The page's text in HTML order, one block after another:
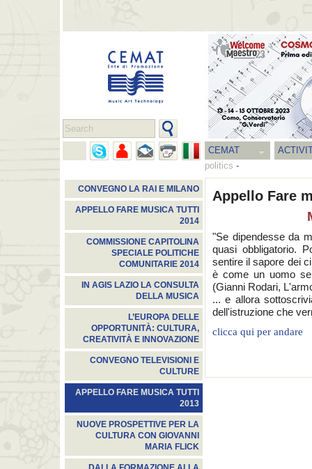
CEMAT
politics -
CONVEGNO LA RAI E MILANO
APPELLO FARE MUSICA TUTTI
2014
COMMISSIONE CAPITOLINA
SPECIALE POLITICHE
COMUNITARIE 2014
IN AGIS LAZIO LA CONSULTA
DELLA MUSICA
L’EUROPA DELLE
OPPORTUNITÀ: CULTURA,
CREATIVITÀ E INNOVAZIONE
CONVEGNO TELEVISIONI E
CULTURE
APPELLO FARE MUSICA TUTTI
2013
NUOVE PROSPETTIVE PER LA
CULTURA CON GIOVANNI
MARIA FLICK
Appello Fare
"Se dipendesse da
quasi obbligatorio.
sentire il sapore dei
è come un uomo
(Gianni Rodari,
... e allora
dell'istruzione che
clicca qui per andare